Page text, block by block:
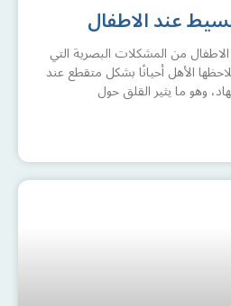
عند الاطفال
من المشكلات البصرية التي
الأهل أحيانًا بشكل متقطع عند
وهو ما يثير القلق حول